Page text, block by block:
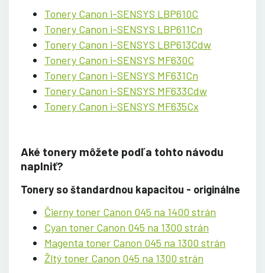
Tonery Canon i-SENSYS LBP610C
Tonery Canon i-SENSYS LBP611Cn
Tonery Canon i-SENSYS LBP613Cdw
Tonery Canon i-SENSYS MF630C
Tonery Canon i-SENSYS MF631Cn
Tonery Canon i-SENSYS MF633Cdw
Tonery Canon i-SENSYS MF635Cx
Aké tonery môžete podľa tohto návodu
naplniť?
Tonery so štandardnou kapacitou - originálne
Čierny toner Canon 045 na 1400 strán
Cyan toner Canon 045 na 1300 strán
Magenta toner Canon 045 na 1300 strán
Žltý toner Canon 045 na 1300 strán